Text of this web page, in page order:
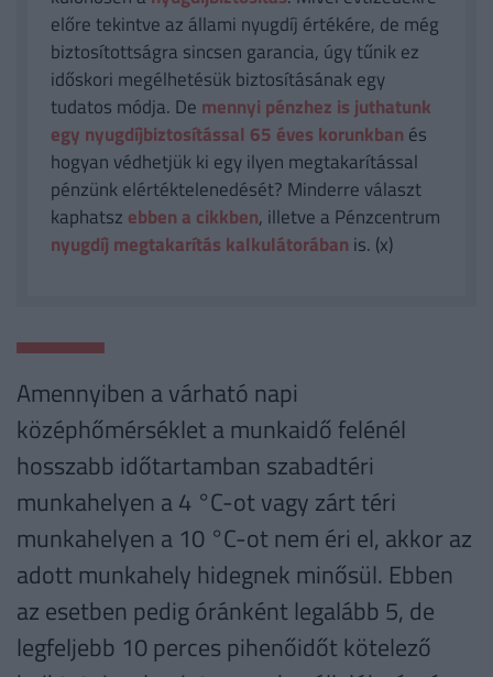
előre tekintve az állami nyugdíj értékére, de még
biztosítottságra sincsen garancia, úgy tűnik ez
időskori megélhetésük biztosításának egy
tudatos módja. De mennyi pénzhez is juthatunk
egy nyugdíjbiztosítással 65 éves korunkban és
hogyan védhetjük ki egy ilyen megtakarítással
pénzünk elértéktelenedését? Minderre választ
kaphatsz ebben a cikkben, illetve a Pénzcentrum
nyugdíj megtakarítás kalkulátorában is. (x)
Amennyiben a várható napi
középhőmérséklet a munkaidő felénél
hosszabb időtartamban szabadtéri
munkahelyen a 4 °C-ot vagy zárt téri
munkahelyen a 10 °C-ot nem éri el, akkor az
adott munkahely hidegnek minősül. Ebben
az esetben pedig óránként legalább 5, de
legfeljebb 10 perces pihenőidőt kötelező